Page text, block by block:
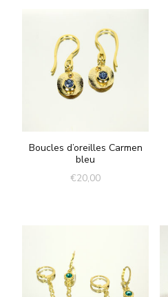
Boucles d’oreilles Carmen
bleu
€20,00